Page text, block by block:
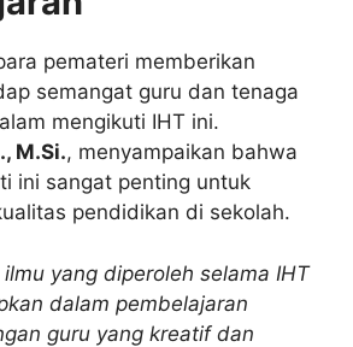
pemateri memberikan
semangat guru dan tenaga
mengikuti IHT ini.
M.Si., menyampaikan bahwa
ini sangat penting untuk
pendidikan di sekolah.
ilmu yang diperoleh selama IHT
dalam pembelajaran
guru yang kreatif dan